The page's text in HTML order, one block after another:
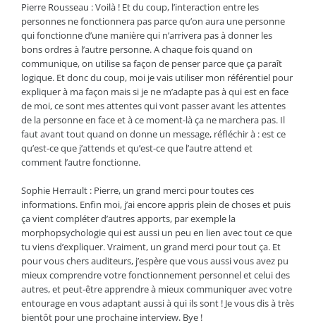
Pierre Rousseau : Voilà ! Et du coup, l’interaction entre les
personnes ne fonctionnera pas parce qu’on aura une personne
qui fonctionne d’une manière qui n’arrivera pas à donner les
bons ordres à l’autre personne. A chaque fois quand on
communique, on utilise sa façon de penser parce que ça paraît
logique. Et donc du coup, moi je vais utiliser mon référentiel pour
expliquer à ma façon mais si je ne m’adapte pas à qui est en face
de moi, ce sont mes attentes qui vont passer avant les attentes
de la personne en face et à ce moment-là ça ne marchera pas. Il
faut avant tout quand on donne un message, réfléchir à : est ce
qu’est-ce que j’attends et qu’est-ce que l’autre attend et
comment l’autre fonctionne.
Sophie Herrault : Pierre, un grand merci pour toutes ces
informations. Enfin moi, j’ai encore appris plein de choses et puis
ça vient compléter d’autres apports, par exemple la
morphopsychologie qui est aussi un peu en lien avec tout ce que
tu viens d’expliquer. Vraiment, un grand merci pour tout ça. Et
pour vous chers auditeurs, j’espère que vous aussi vous avez pu
mieux comprendre votre fonctionnement personnel et celui des
autres, et peut-être apprendre à mieux communiquer avec votre
entourage en vous adaptant aussi à qui ils sont ! Je vous dis à très
bientôt pour une prochaine interview. Bye !